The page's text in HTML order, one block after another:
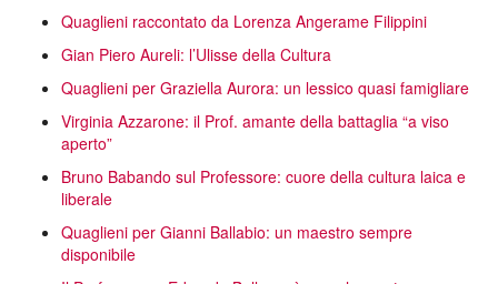
Quaglieni raccontato da Lorenza Angerame Filippini
Gian Piero Aureli: l’Ulisse della Cultura
Quaglieni per Graziella Aurora: un lessico quasi famigliare
Virginia Azzarone: il Prof. amante della battaglia “a viso
aperto”
Bruno Babando sul Professore: cuore della cultura laica e
liberale
Quaglieni per Gianni Ballabio: un maestro sempre
disponibile